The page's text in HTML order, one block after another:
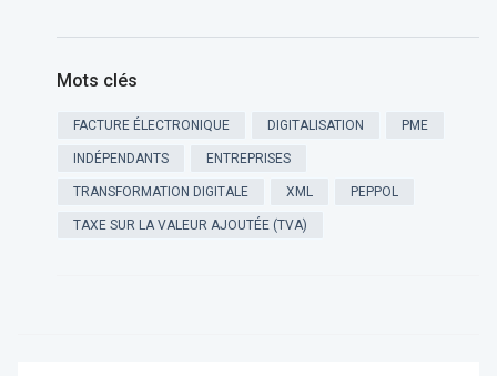
Mots clés
FACTURE ÉLECTRONIQUE DIGITALISATION PME
INDÉPENDANTS ENTREPRISES
TRANSFORMATION DIGITALE XML PEPPOL
TAXE SUR LA VALEUR AJOUTÉE (TVA)